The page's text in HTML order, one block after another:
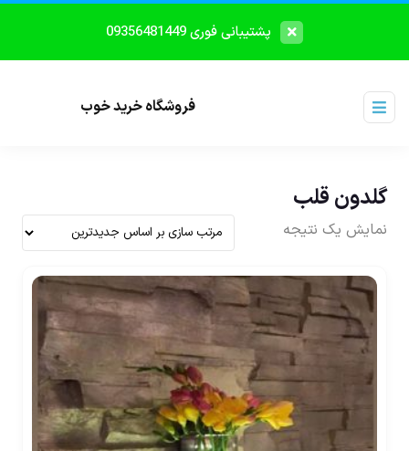
پشتیبانی فوری 09356481449
فروشگاه خرید خوب
گلدون قلب
نمایش یک نتیجه